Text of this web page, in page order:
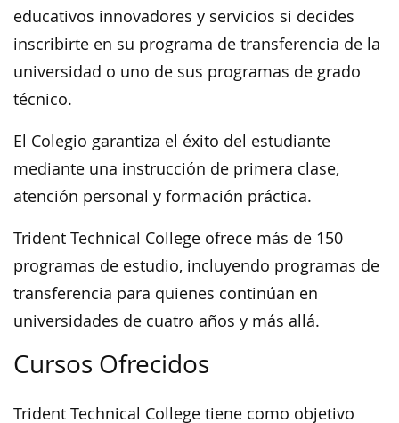
educativos innovadores y servicios si decides
inscribirte en su programa de transferencia de la
universidad o uno de sus programas de grado
técnico.
El Colegio garantiza el éxito del estudiante
mediante una instrucción de primera clase,
atención personal y formación práctica.
Trident Technical College ofrece más de 150
programas de estudio, incluyendo programas de
transferencia para quienes continúan en
universidades de cuatro años y más allá.
Cursos Ofrecidos
Trident Technical College tiene como objetivo